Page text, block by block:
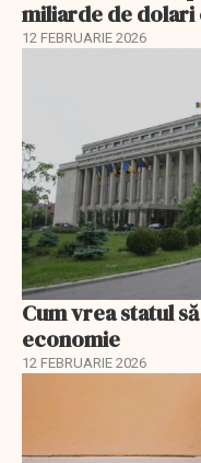
miliarde de dolari
12 FEBRUARIE 2026
Cum vrea statul
economie
12 FEBRUARIE 2026